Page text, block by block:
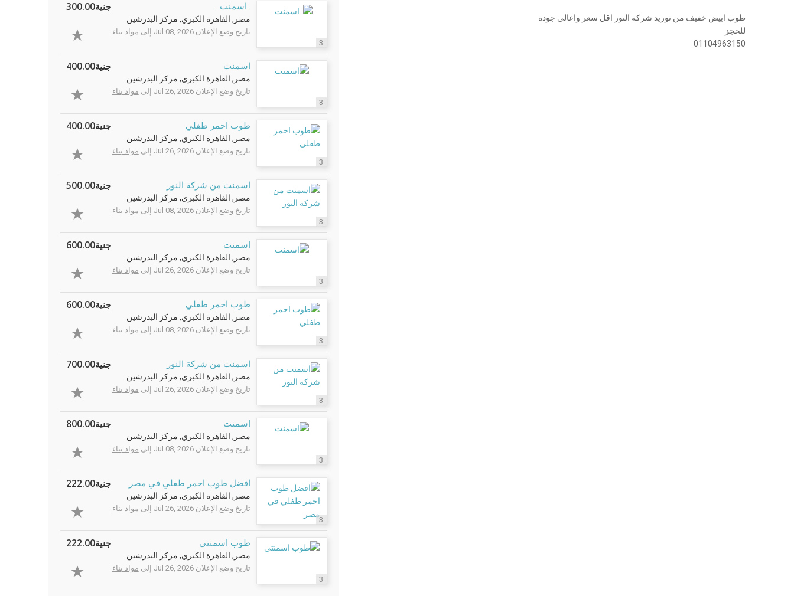
طوب ابيض خفيف من توريد شركة النور اقل سعر واعالي جودة
للحجز
01104963150
3
..اسمنت..
مصر, القاهرة الكبري, مركز البدرشين
تاريخ وضع الإعلان Jul 08, 2026 إلى مواد بناء
جنية300.00
3
اسمنت
مصر, القاهرة الكبري, مركز البدرشين
تاريخ وضع الإعلان Jul 26, 2026 إلى مواد بناء
جنية400.00
3
طوب احمر طفلي
مصر, القاهرة الكبري, مركز البدرشين
تاريخ وضع الإعلان Jul 26, 2026 إلى مواد بناء
جنية400.00
3
اسمنت من شركة النور
مصر, القاهرة الكبري, مركز البدرشين
تاريخ وضع الإعلان Jul 08, 2026 إلى مواد بناء
جنية500.00
3
اسمنت
مصر, القاهرة الكبري, مركز البدرشين
تاريخ وضع الإعلان Jul 26, 2026 إلى مواد بناء
جنية600.00
3
طوب احمر طفلي
مصر, القاهرة الكبري, مركز البدرشين
تاريخ وضع الإعلان Jul 08, 2026 إلى مواد بناء
جنية600.00
3
اسمنت من شركة النور
مصر, القاهرة الكبري, مركز البدرشين
تاريخ وضع الإعلان Jul 26, 2026 إلى مواد بناء
جنية700.00
3
اسمنت
مصر, القاهرة الكبري, مركز البدرشين
تاريخ وضع الإعلان Jul 08, 2026 إلى مواد بناء
جنية800.00
3
افضل طوب احمر طفلي في مصر
مصر, القاهرة الكبري, مركز البدرشين
تاريخ وضع الإعلان Jul 26, 2026 إلى مواد بناء
جنية222.00
3
طوب اسمنتي
مصر, القاهرة الكبري, مركز البدرشين
تاريخ وضع الإعلان Jul 26, 2026 إلى مواد بناء
جنية222.00